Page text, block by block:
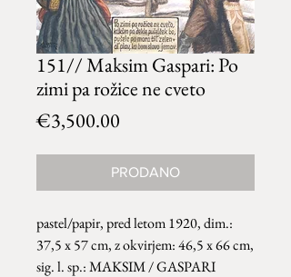
151// Maksim Gaspari: Po
zimi pa rožice ne cveto
€3,500.00
PRODANO
pastel/papir, pred letom 1920, dim.:
37,5 x 57 cm, z okvirjem: 46,5 x 66 cm,
sig. l. sp.: MAKSIM / GASPARI